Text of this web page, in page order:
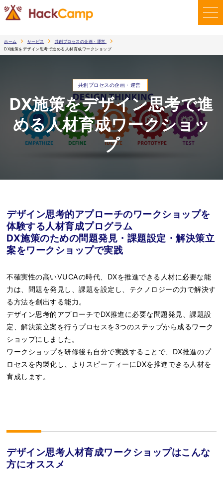
ホーム サービス
共創プロセスの企画・運営
DX施策をデザイン思考で進める人材育成ワークショップ
共創プロセスの企画・運営
DX施策をデザイン思考で進
める人材育成ワークショッ
プ
デザイン思考的アプローチのワークショップを
体験する人材育成プログラム
DX施策のための問題発見・課題設定・解決策立
案をワークショップで実践
不確実性の高いVUCAの時代、DXを推進できる人材に必要な能
力は、問題を発見し、課題を設定し、テクノロジーの力で解決す
る方法を創出する能力。
デザイン思考的アプローチでDX推進に必要な問題発見、課題設
定、解決策立案を行うプロセスを3つのステップから成るワーク
ショップにしました。
ワークショップを研修後も自分で実践することで、DX推進のプ
ロセスを内製化し、よりスピーディーにDXを推進できる人材を
育成します。
デザイン思考人材育成ワークショップはこんな
方にオススメ